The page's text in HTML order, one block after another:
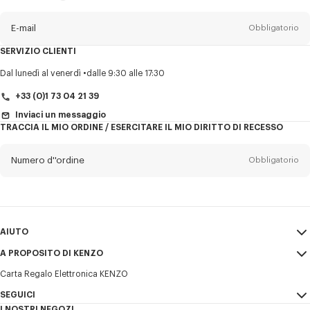
E-mail Obbligatorio
TitoloObbligatorio
che possono essere personalizzati, in particolare sui social network e
SERVIZIO CLIENTI
Dal lunedì al venerdì dalle 9:30 alle 17:30
+33 (0)1 73 04 21 39
Inviaci un messaggio
TRACCIA IL MIO ORDINE / ESERCITARE IL MIO DIRITTO DI RECESSO
Numero d''ordine Obbligatorio
AIUTO
Il mio account
Guida alle taglie
FAQ
A PROPOSITO DI KENZO
Condizioni di vendita
Note Legali e Termini di utilizzo
Carta Regalo Elettronica KENZO
SEGUICI